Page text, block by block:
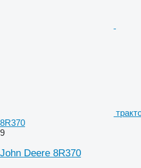
8R370
9
John Deere 8R370